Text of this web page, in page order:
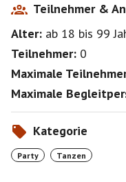
Teilnehmer &
Alter: ab 18 bis 99
Teilnehmer: 0
Maximale
Maximale
Kategorie
Party Tanzen